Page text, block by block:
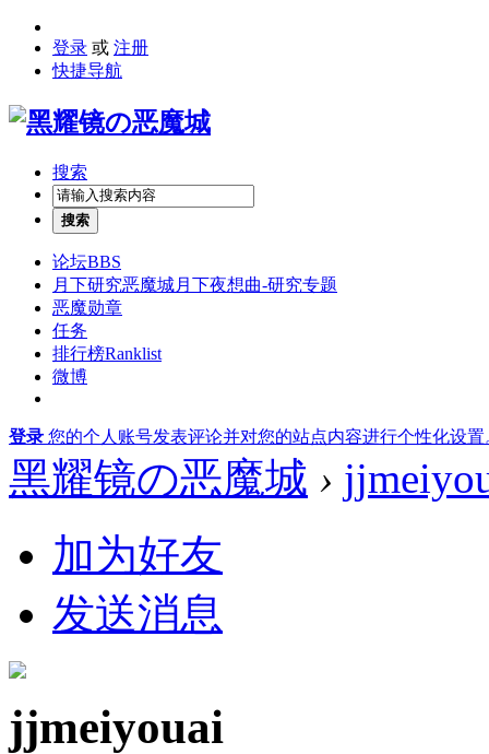
登录 或 注册
快捷导航
搜索
搜索
论坛BBS
月下研究恶魔城月下夜想曲-研究专题
恶魔勋章
任务
排行榜Ranklist
微博
登录 您的个人账号发表评论并对您的站点内容进行个性化设置
黑耀镜の恶魔城 ›
加为好友
发送消息
jjmeiyouai